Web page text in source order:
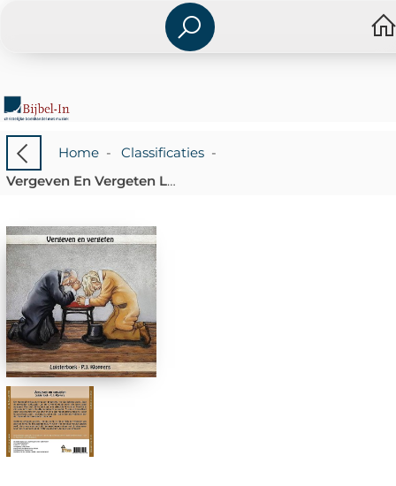
Home- Classificaties-
Vergeven En Vergeten Luisterboek